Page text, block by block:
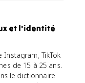
et l'identité
Instagram, TikTok
de 15 à 25 ans.
le dictionnaire